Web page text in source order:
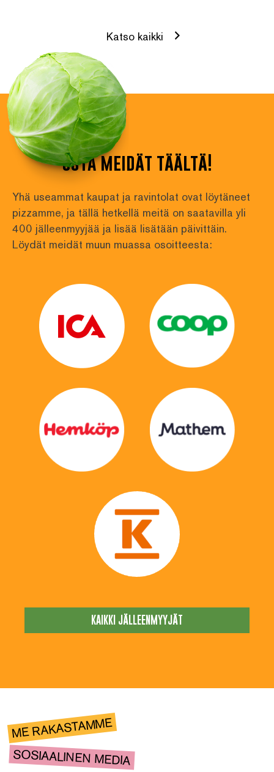
Katso kaikki
osta meidät täältä!
Yhä useammat kaupat ja ravintolat ovat löytäneet
pizzamme, ja tällä hetkellä meitä on saatavilla yli
400 jälleenmyyjää ja lisää lisätään päivittäin.
Löydät meidät muun muassa osoitteesta:
KAIKKI JÄLLEENMYYJÄT
ME RAKASTAMME
SOSIAALINEN MEDIA